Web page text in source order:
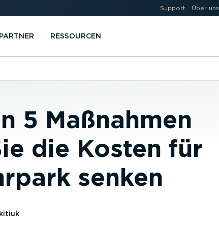
Support Über uns
PARTNER RESSOURCEN
5 Maßnahmen
die Kosten für
senken